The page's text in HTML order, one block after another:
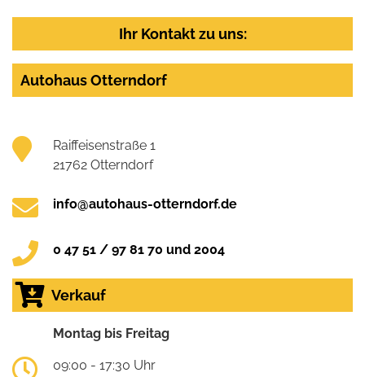
Ihr Kontakt zu uns:
Autohaus Otterndorf
Raiffeisenstraße 1
21762 Otterndorf
info@autohaus-otterndorf.de
0 47 51 / 97 81 70 und 2004
Verkauf
Montag bis Freitag
09:00 - 17:30 Uhr